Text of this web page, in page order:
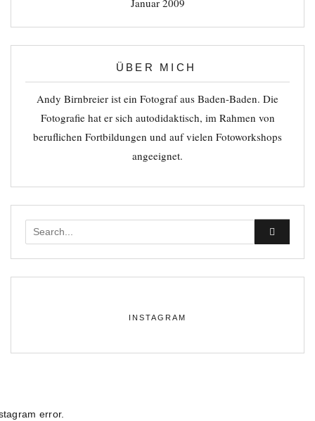
ÜBER MICH
Andy Birnbreier ist ein Fotograf aus Baden-Baden. Die
Fotografie hat er sich autodidaktisch, im Rahmen von
beruflichen Fortbildungen und auf vielen Fotoworkshops
angeeignet.
INSTAGRAM
error.